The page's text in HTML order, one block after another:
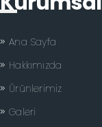
Ana Sayfa
Hakkımızda
Ürünlerimiz
Galeri